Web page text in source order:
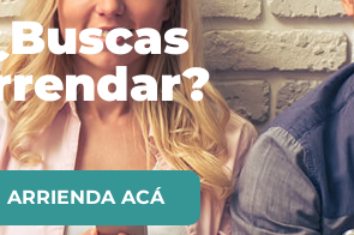
ARRIENDA ACÁ